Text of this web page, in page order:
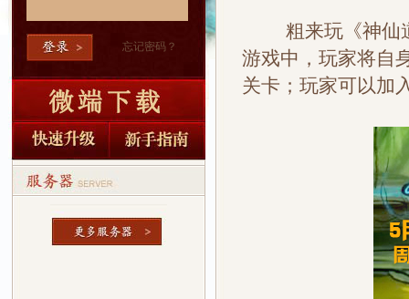
忘记密码？
粗来玩《神仙道
游戏中，玩家将自
关卡；玩家可以加